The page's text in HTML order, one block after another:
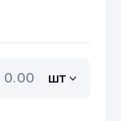
шт